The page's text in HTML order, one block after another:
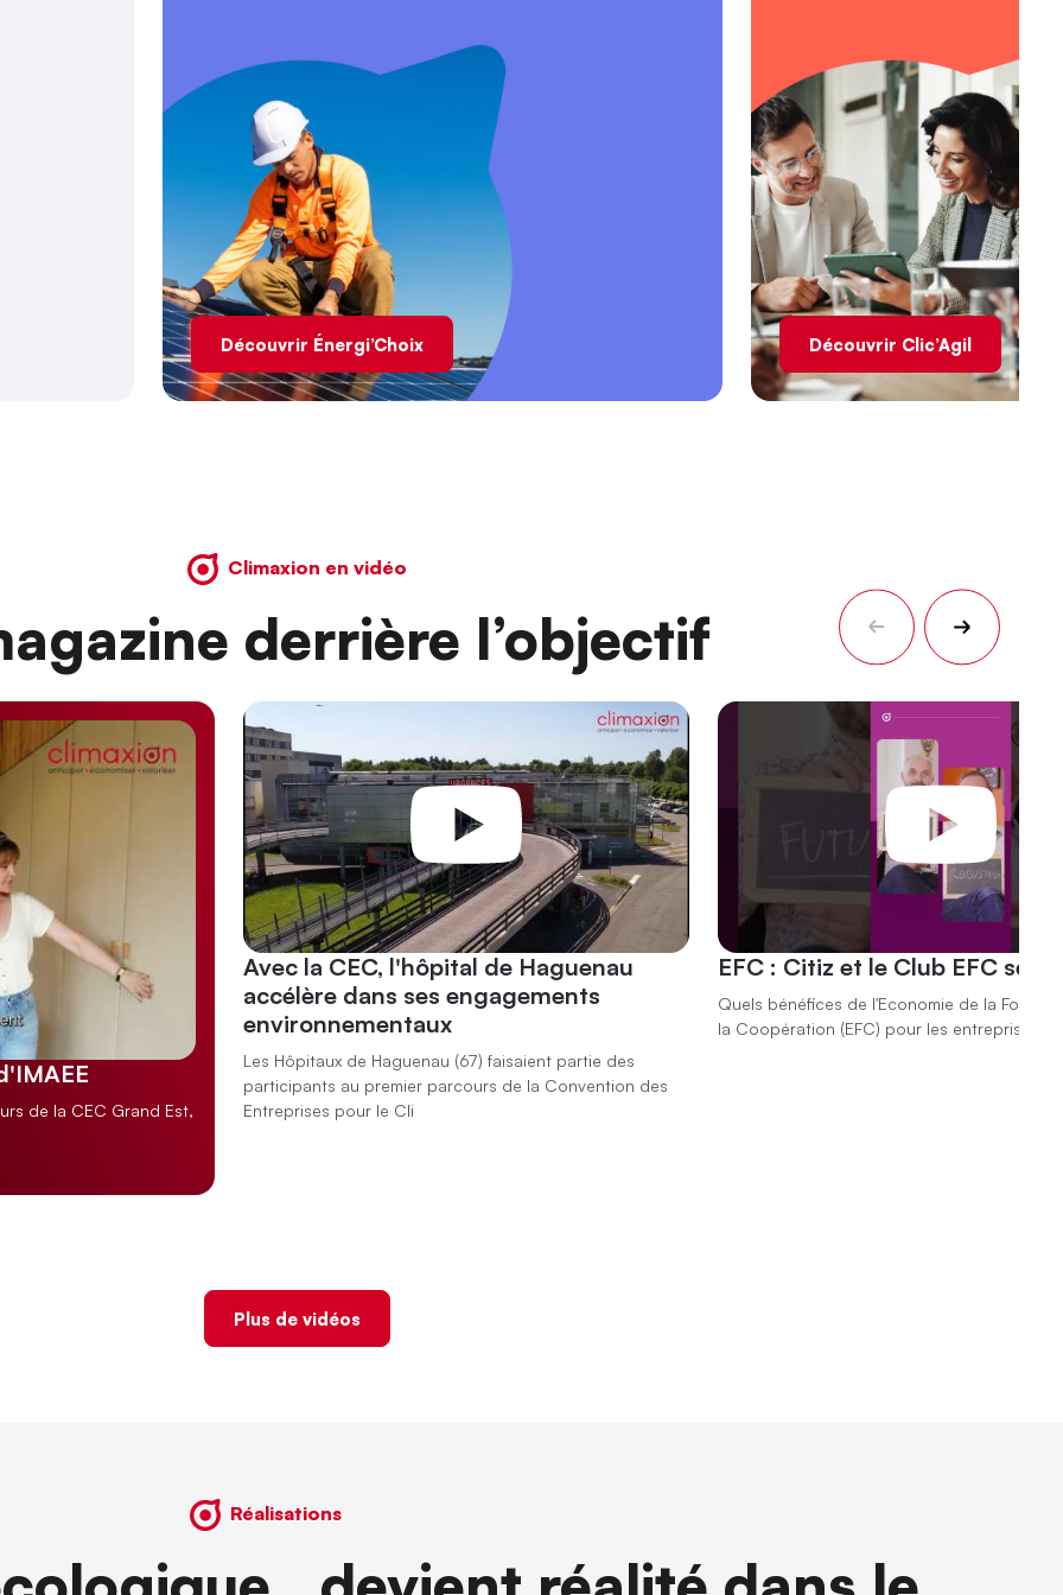
Découvrir Énergi’Choix Découvrir Clic’Agil
Climaxion en vidéo
derrière l’objectif
de la CEC Grand Est,
Avec la CEC, l'hôpital de Haguenau
accélère dans ses engagements
environnementaux
Les Hôpitaux de Haguenau (67) faisaient partie des
participants au premier parcours de la ⁨Convention des
Entreprises pour le Cli
EFC : Citiz et le Club EFC se
Quels bénéfices de l'Economie de la
la Coopération (EFC) pour les entreprises ?
Plus de vidéos
Réalisations